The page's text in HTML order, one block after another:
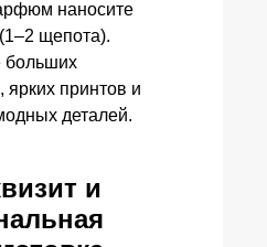
наносите
щепота).
больших
ярких принтов и
деталей.
и